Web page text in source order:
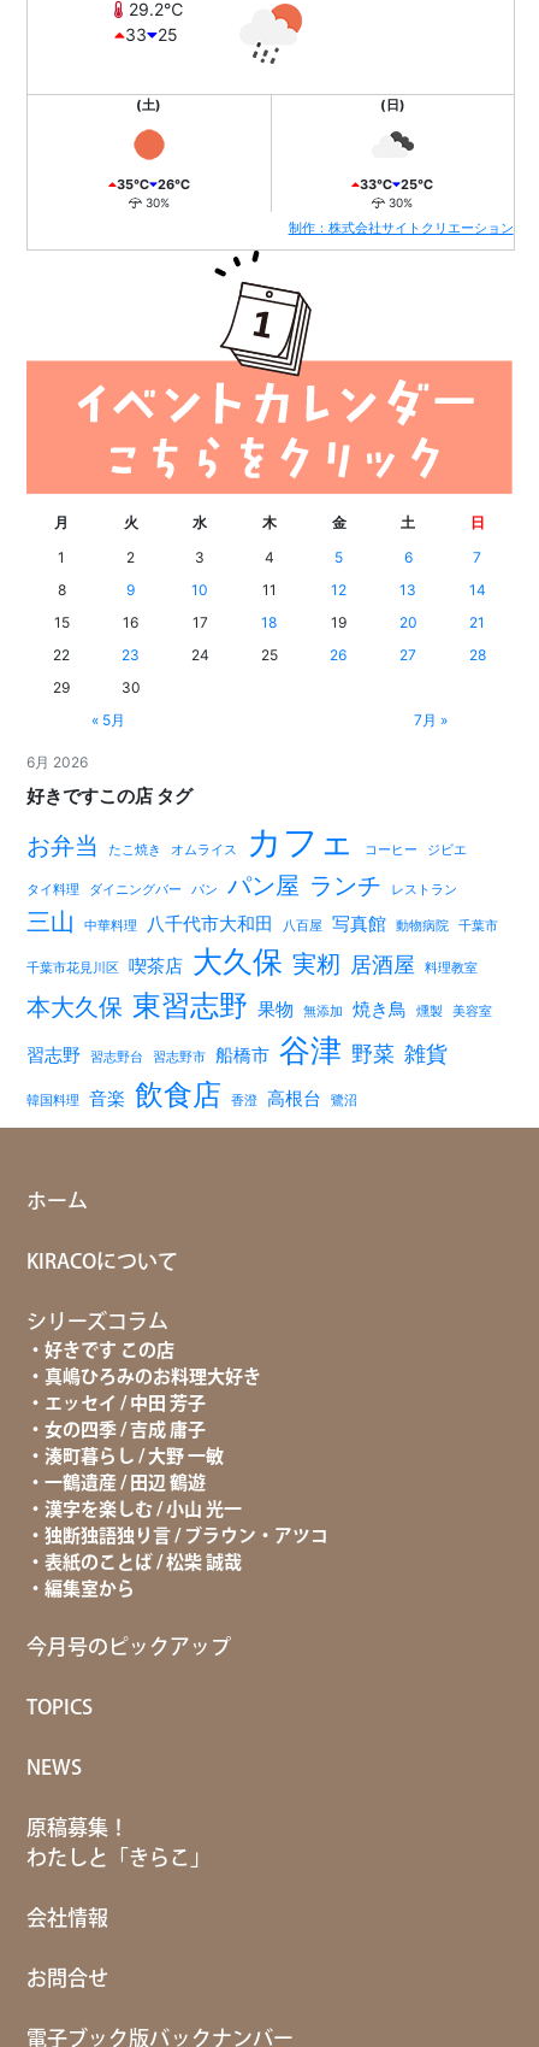
29.2℃
33
25
(土)
35℃ 26℃
30%
(日)
33℃ 25℃
30%
制作：株式会社サイトクリエーション
6月 2026
月 火 水 木 金 土
日
1
2 3 4 5 6
7
8
9 10 11 12 13
14
15
16 17 18 19 20
21
22
23 24 25 26 27
28
29
30
« 5月
7月 »
好きですこの店 タグ
お弁当 たこ焼き オムライス カフェ コーヒー ジビエ
タイ料理 ダイニングバー パン パン屋 ランチ レストラン
三山 中華料理 八千代市大和田 八百屋 写真館 動物病院 千葉市
千葉市花見川区 喫茶店 大久保 実籾 居酒屋 料理教室
本大久保 東習志野 果物 無添加 焼き鳥 燻製 美容室
習志野 習志野台 習志野市 船橋市 谷津 野菜 雑貨
韓国料理 音楽 飲食店 香澄 高根台 鷺沼
ホーム
KIRACOについて
シリーズコラム
好きです この店
真嶋ひろみのお料理大好き
エッセイ / 中田 芳子
女の四季 / 吉成 庸子
湊町暮らし / 大野 一敏
一鶴遺産 / 田辺 鶴遊
漢字を楽しむ / 小山 光一
独断独語独り言 / ブラウン・アツコ
表紙のことば / 松柴 誠哉
編集室から
今月号のピックアップ
TOPICS
NEWS
原稿募集！
わたしと「きらこ」
会社情報
お問合せ
電子ブック版バックナンバー